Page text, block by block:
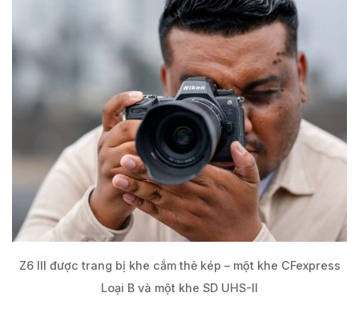
Z6 III được trang bị khe cắm thẻ kép – một khe CFexpress
Loại B và một khe SD UHS-II